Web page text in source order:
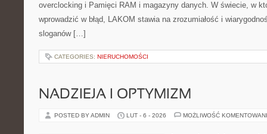
overclocking i Pamięci RAM i magazyny danych. W świecie, w
wprowadzić w błąd, LAKOM stawia na zrozumiałość i
sloganów […]
CATEGORIES: NIERUCHOMOŚCI
NADZIEJA I OPTYMIZM
POSTED BY ADMIN LUT - 6 - 2026 MOŻLIWOŚĆ